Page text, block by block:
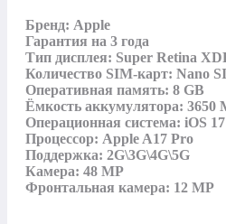
Бренд: Apple
Гарантия на 3 года
Тип дисплея: Super Retina
Количество SIM-карт: Nano
Оперативная память: 8 GB
Ёмкость аккумулятора: 3650
Операционная система: iOS 17
Процессор: Apple A17 Pro
Поддержка: 2G\3G\4G\5G
Камера: 48 MP
Фронтальная камера: 12 MP